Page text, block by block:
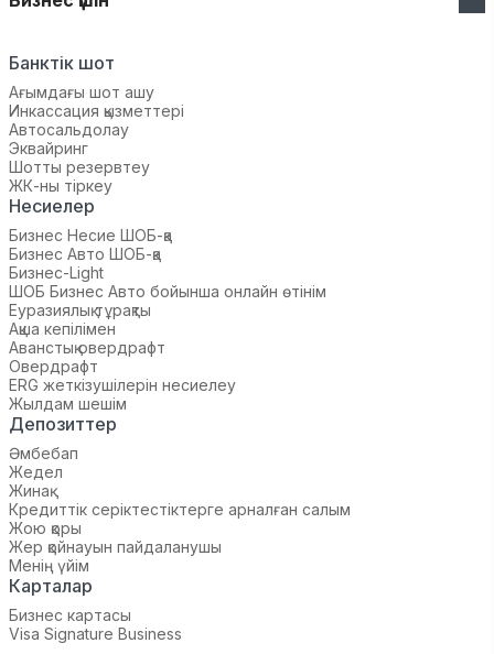
Банктік шот
Ағымдағы шот ашу
Инкассация қызметтері
Автосальдолау
Эквайринг
Шотты резервтеу
ЖК-ны тіркеу
Несиелер
Бизнес Несие ШОБ-қа
Бизнес Авто ШОБ-қа
Бизнес-Light
ШОБ Бизнес Авто бойынша онлайн өтінім
Еуразиялық тұрақты
Ақша кепілімен
Аванстық овердрафт
Овердрафт
ERG жеткізушілерін несиелеу
Жылдам шешім
Депозиттер
Әмбебап
Жедел
Жинақ
Кредиттік серіктестіктерге арналған салым
Жою қоры
Жер қойнауын пайдаланушы
Менің үйім
Карталар
Бизнес картасы
Visa Signature Business